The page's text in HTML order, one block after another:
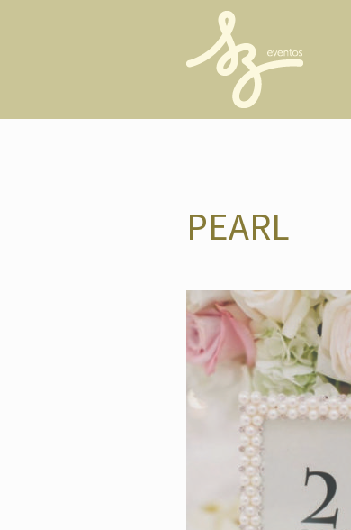
PEARL